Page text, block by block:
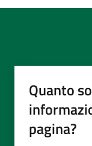
Quanto
pagina?